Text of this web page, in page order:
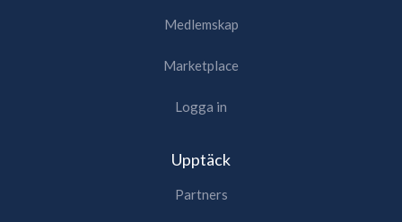
Medlemskap
Marketplace
Logga in
Upptäck
Partners